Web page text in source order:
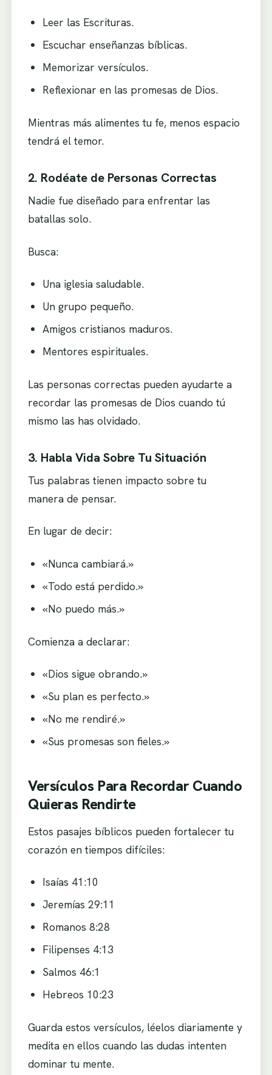
Leer las Escrituras.
Escuchar enseñanzas bíblicas.
Memorizar versículos.
Reflexionar en las promesas de Dios.
Mientras más alimentes tu fe, menos espacio
tendrá el temor.
2. Rodéate de Personas Correctas
Nadie fue diseñado para enfrentar las
batallas solo.
Busca:
Una iglesia saludable.
Un grupo pequeño.
Amigos cristianos maduros.
Mentores espirituales.
Las personas correctas pueden ayudarte a
recordar las promesas de Dios cuando tú
mismo las has olvidado.
3. Habla Vida Sobre Tu Situación
Tus palabras tienen impacto sobre tu
manera de pensar.
En lugar de decir:
«Nunca cambiará.»
«Todo está perdido.»
«No puedo más.»
Comienza a declarar:
«Dios sigue obrando.»
«Su plan es perfecto.»
«No me rendiré.»
«Sus promesas son fieles.»
Versículos Para Recordar Cuando
Quieras Rendirte
Estos pasajes bíblicos pueden fortalecer tu
corazón en tiempos difíciles:
Isaías 41:10
Jeremías 29:11
Romanos 8:28
Filipenses 4:13
Salmos 46:1
Hebreos 10:23
Guarda estos versículos, léelos diariamente y
medita en ellos cuando las dudas intenten
dominar tu mente.